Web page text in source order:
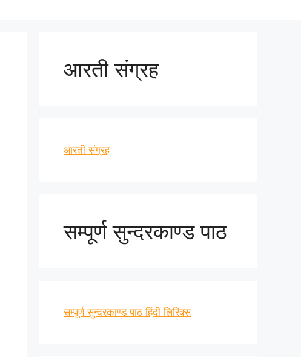
आरती संग्रह
आरती संग्रह
सम्पूर्ण सुन्दरकाण्ड पाठ
सम्पूर्ण सुन्दरकाण्ड पाठ हिंदी लिरिक्स